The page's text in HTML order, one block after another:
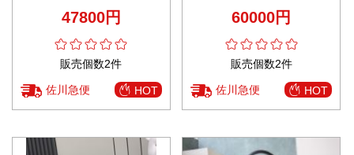
47800円
販売個数2件
佐川急便 HOT
60000円
販売個数2件
佐川急便 HOT